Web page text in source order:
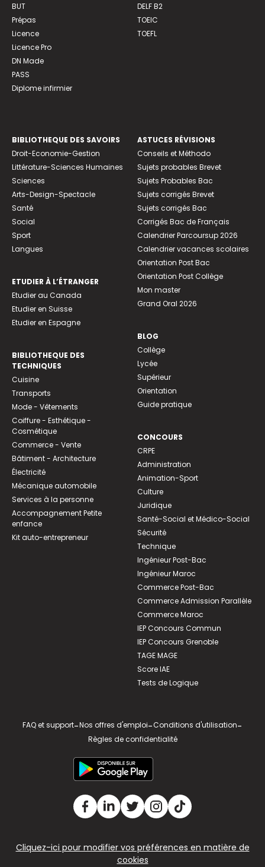
BUT
Prépas
Licence
Licence Pro
DN Made
PASS
Diplome infirmier
DELF B2
TOEIC
TOEFL
BIBLIOTHEQUE DES SAVOIRS
Droit-Economie-Gestion
Littérature-Sciences Humaines
Sciences
Arts-Design-Spectacle
Santé
Social
Sport
Langues
ETUDIER À L’ÉTRANGER
Etudier au Canada
Etudier en Suisse
Etudier en Espagne
BIBLIOTHEQUE DES
TECHNIQUES
Cuisine
Transports
Mode - Vêtements
Coiffure - Esthétique -
Cosmétique
Commerce - Vente
Bâtiment - Architecture
Électricité
Mécanique automobile
Services à la personne
Accompagnement Petite
enfance
Kit auto-entrepreneur
ASTUCES RÉVISIONS
Conseils et Méthodo
Sujets probables Brevet
Sujets Probables Bac
Sujets corrigés Brevet
Sujets corrigés Bac
Corrigés Bac de Français
Calendrier Parcoursup 2026
Calendrier vacances scolaires
Orientation Post Bac
Orientation Post Collège
Mon master
Grand Oral 2026
BLOG
Collège
Lycée
Supérieur
Orientation
Guide pratique
CONCOURS
CRPE
Administration
Animation-Sport
Culture
Juridique
Santé-Social et Médico-Social
Sécurité
Technique
Ingénieur Post-Bac
Ingénieur Maroc
Commerce Post-Bac
Commerce Admission Parallèle
Commerce Maroc
IEP Concours Commun
IEP Concours Grenoble
TAGE MAGE
Score IAE
Tests de Logique
FAQ et support-Nos offres d'emploi-Conditions d'utilisation-
Règles de confidentialité
Cliquez-ici pour modifier vos préférences en matière de
cookies